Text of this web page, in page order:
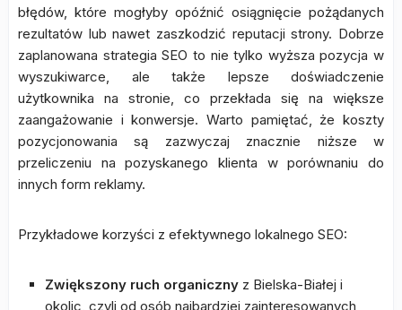
błędów, które mogłyby opóźnić osiągnięcie pożądanych
rezultatów lub nawet zaszkodzić reputacji strony. Dobrze
zaplanowana strategia SEO to nie tylko wyższa pozycja w
wyszukiwarce, ale także lepsze doświadczenie
użytkownika na stronie, co przekłada się na większe
zaangażowanie i konwersje. Warto pamiętać, że koszty
pozycjonowania są zazwyczaj znacznie niższe w
przeliczeniu na pozyskanego klienta w porównaniu do
innych form reklamy.
Przykładowe korzyści z efektywnego lokalnego SEO:
Zwiększony ruch organiczny z Bielska-Białej i
okolic, czyli od osób najbardziej zainteresowanych